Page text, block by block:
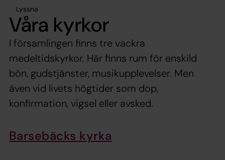
Lyssna
Våra kyrkor
I församlingen finns tre vackra
medeltidskyrkor. Här finns rum för enskild
bön, gudstjänster, musikupplevelser. Men
även vid livets högtider som dop,
konfirmation, vigsel eller avsked.
Barsebäcks kyrka